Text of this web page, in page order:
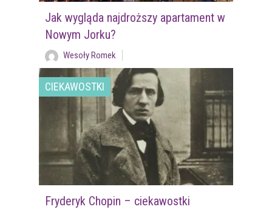
Jak wygląda najdroższy apartament w
Nowym Jorku?
Wesoły Romek
CIEKAWOSTKI
Fryderyk Chopin – ciekawostki